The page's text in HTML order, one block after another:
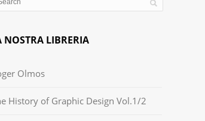
NOSTRA LIBRERIA
Olmos
History of Graphic Design Vol.1/2